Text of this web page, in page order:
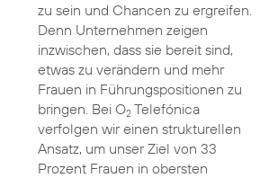
zu sein und Chancen zu ergreifen.
Denn Unternehmen zeigen
inzwischen, dass sie bereit sind,
etwas zu verändern und mehr
Frauen in Führungspositionen zu
bringen. Bei O2Telefónica
verfolgen wir einen strukturellen
Ansatz, um unser Ziel von 33
Prozent Frauen in obersten